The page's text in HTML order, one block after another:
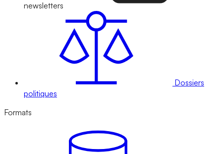
newsletters
Dossiers
politiques
Formats